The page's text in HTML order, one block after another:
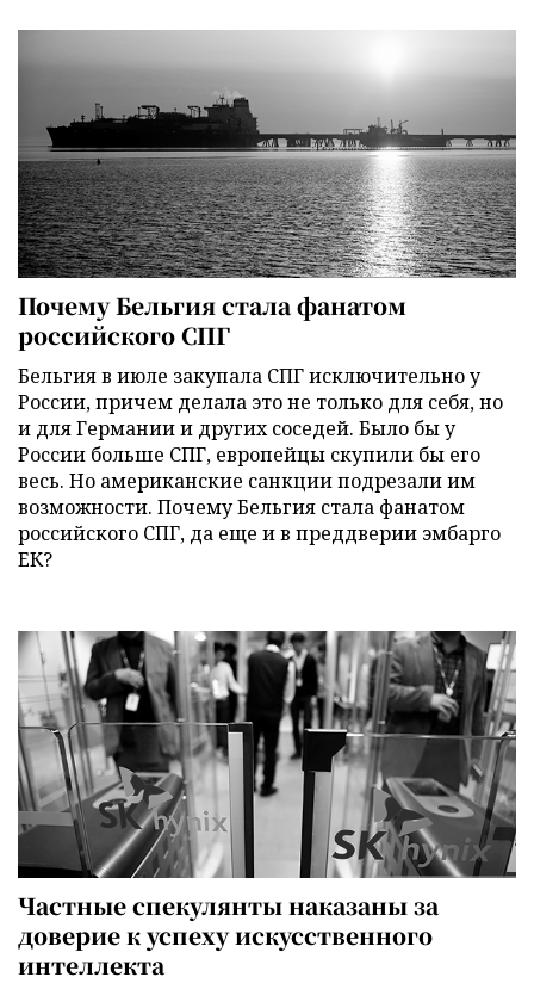
Почему Бельгия стала фанатом
российского СПГ
Бельгия в июле закупала СПГ исключительно у
России, причем делала это не только для себя, но
и для Германии и других соседей. Было бы у
России больше СПГ, европейцы скупили бы его
весь. Но американские санкции подрезали им
возможности. Почему Бельгия стала фанатом
российского СПГ, да еще и в преддверии эмбарго
ЕК?
Частные спекулянты наказаны за
доверие к успеху искусственного
интеллекта